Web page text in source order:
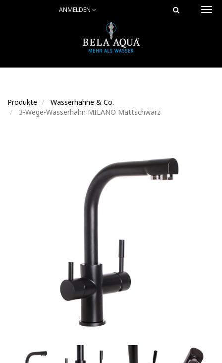
ANMELDEN
Produkte
Wasserhähne & Co.
3-Wege-Wasserhahn MILANO Mattschwarz